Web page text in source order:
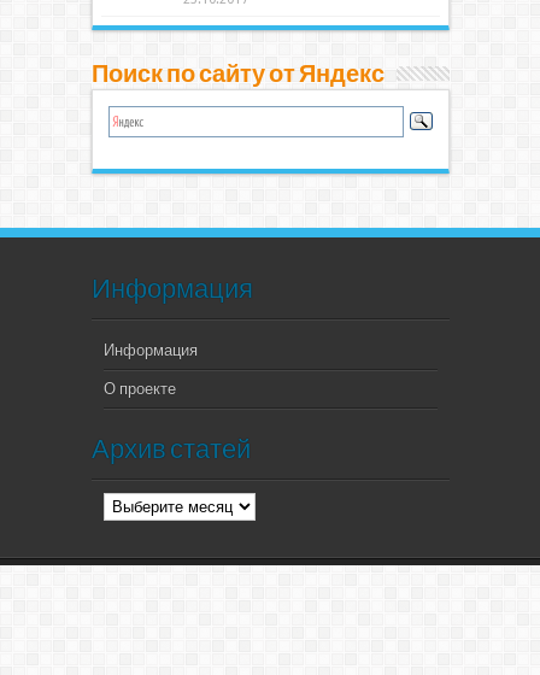
Поиск по сайту от Яндекс
Информация
Информация
О проекте
Архив статей
Архив
статей